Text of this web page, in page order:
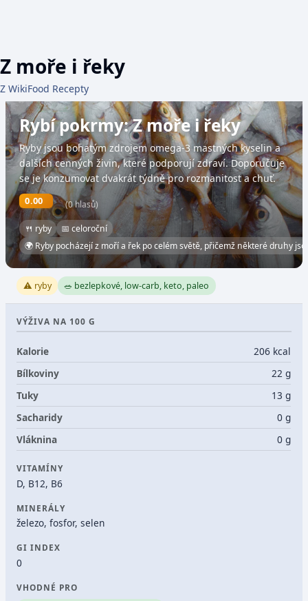
Z moře i řeky
Z WikiFood Recepty
Rybí pokrmy: Z moře i řeky
Ryby jsou bohatým zdrojem omega-3 mastných kyselin a
dalších cenných živin, které podporují zdraví. Doporučuje
se je konzumovat dvakrát týdně pro rozmanitost a chuť.
0.00 (0 hlasů)
🍴 ryby
📅 celoroční
🌍 Ryby pocházejí z moří a řek po celém světě, přičemž některé druhy
⚠️ ryby 🥗 bezlepkové, low-carb, keto, paleo
VÝŽIVA NA 100 G
Kalorie
206 kcal
Bílkoviny
22 g
Tuky
13 g
Sacharidy
0 g
Vláknina
0 g
VITAMÍNY
D, B12, B6
MINERÁLY
železo, fosfor, selen
GI INDEX
0
VHODNÉ PRO